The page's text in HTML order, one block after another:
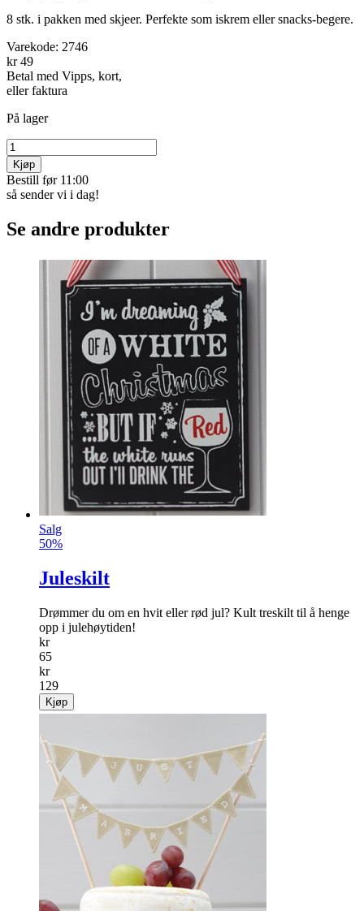
8 stk. i pakken med skjeer. Perfekte som iskrem eller snacks-begere.
Varekode: 2746
kr 49
Betal med Vipps, kort,
eller faktura
På lager
Kjøp
Bestill før 11:00
så sender vi i dag!
Se andre produkter
Salg
50%
Juleskilt
Drømmer du om en hvit eller rød jul? Kult treskilt til å henge
opp i julehøytiden!
kr
65
kr
129
Kjøp